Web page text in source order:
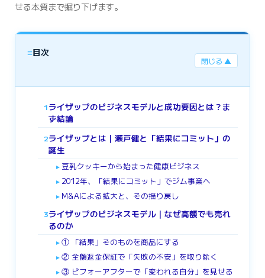
せる本質まで掘り下げます。
≡目次
閉じる ▲
1ライザップのビジネスモデルと成功要因とは？ま
ず結論
2ライザップとは｜瀬戸健と「結果にコミット」の
誕生
► 豆乳クッキーから始まった健康ビジネス
► 2012年、「結果にコミット」でジム事業へ
► M&Aによる拡大と、その揺り戻し
3ライザップのビジネスモデル｜なぜ高額でも売れ
るのか
► ① 「結果」そのものを商品にする
► ② 全額返金保証で「失敗の不安」を取り除く
► ③ ビフォーアフターで「変われる自分」を見せる